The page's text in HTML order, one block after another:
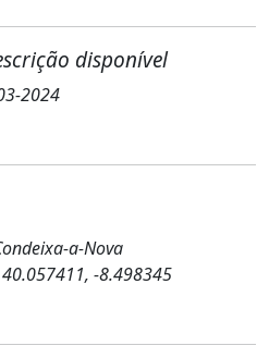
disponível
2024
a-Nova
40.057411, -8.498345